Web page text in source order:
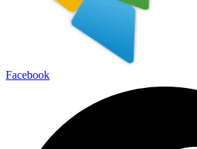
Facebook